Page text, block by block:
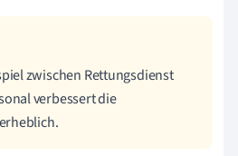
zwischen Rettungsdienst
verbessert die